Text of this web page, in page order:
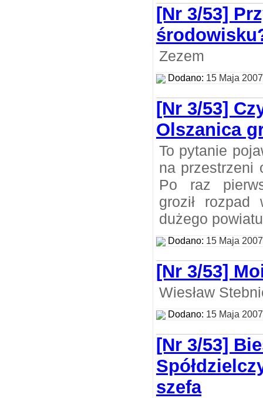
[Nr 3/53]
Zezem
Dodano: 15 Maja 2007
[Nr 3/53]
Olszanica
To pytanie
na przestrzeni
Po raz
groził
dużego
Dodano: 15 Maja 2007
[Nr 3/53]
Wiesław
Dodano: 15 Maja 2007
[Nr 3/53]
szefa